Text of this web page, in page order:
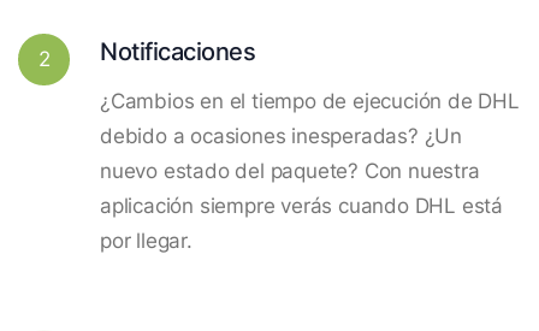
2 Notificaciones
¿Cambios en el tiempo de ejecución de DHL
debido a ocasiones inesperadas? ¿Un
nuevo estado del paquete? Con nuestra
aplicación siempre verás cuando DHL está
por llegar.